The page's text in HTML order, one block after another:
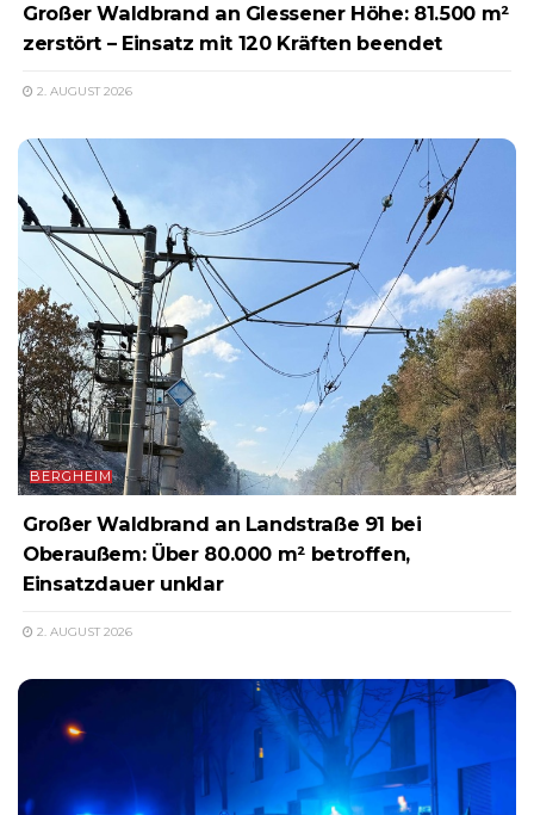
Großer Waldbrand an Glessener Höhe: 81.500 m²
zerstört – Einsatz mit 120 Kräften beendet
2. AUGUST 2026
BERGHEIM
Großer Waldbrand an Landstraße 91 bei
Oberaußem: Über 80.000 m² betroffen,
Einsatzdauer unklar
2. AUGUST 2026